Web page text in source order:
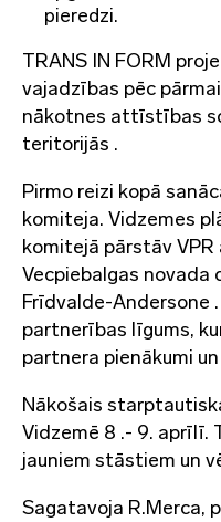
pieredzi.
TRANS IN FORM
vajadzības pēc
nākotnes attīstības
teritorijās .
Pirmo reizi kopā
komiteja. Vidzemes
komitejā pārstāv
Vecpiebalgas novada
Frīdvalde-Andersone
partnerības līgums,
partnera pienākumi
Nākošais
Vidzemē 8 .- 9. aprīlī.
jauniem stāstiem un
Sagatavoja R.Merca,